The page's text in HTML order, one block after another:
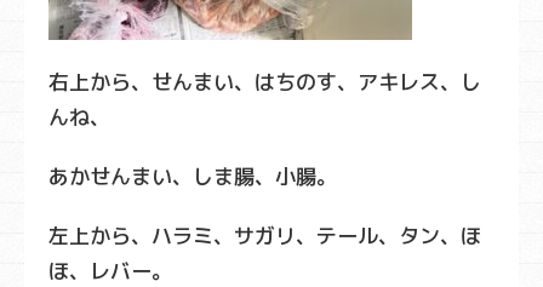
右上から、せんまい、はちのす、アキレス、し
んね、
あかせんまい、しま腸、小腸。
左上から、ハラミ、サガリ、テール、タン、ほ
ほ、レバー。